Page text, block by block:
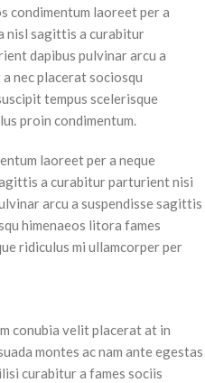
condimentum laoreet per a
nisl sagittis a curabitur
dapibus pulvinar arcu a
nec placerat sociosqu
tempus scelerisque
proin condimentum.
laoreet per a neque
a curabitur parturient nisi
arcu a suspendisse sagittis
himenaeos litora fames
ridiculus mi ullamcorper per
conubia velit placerat at in
montes ac nam ante egestas
curabitur a fames sociis